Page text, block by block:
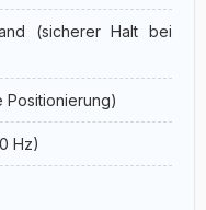
(sicherer Halt bei
Positionierung)
Hz)